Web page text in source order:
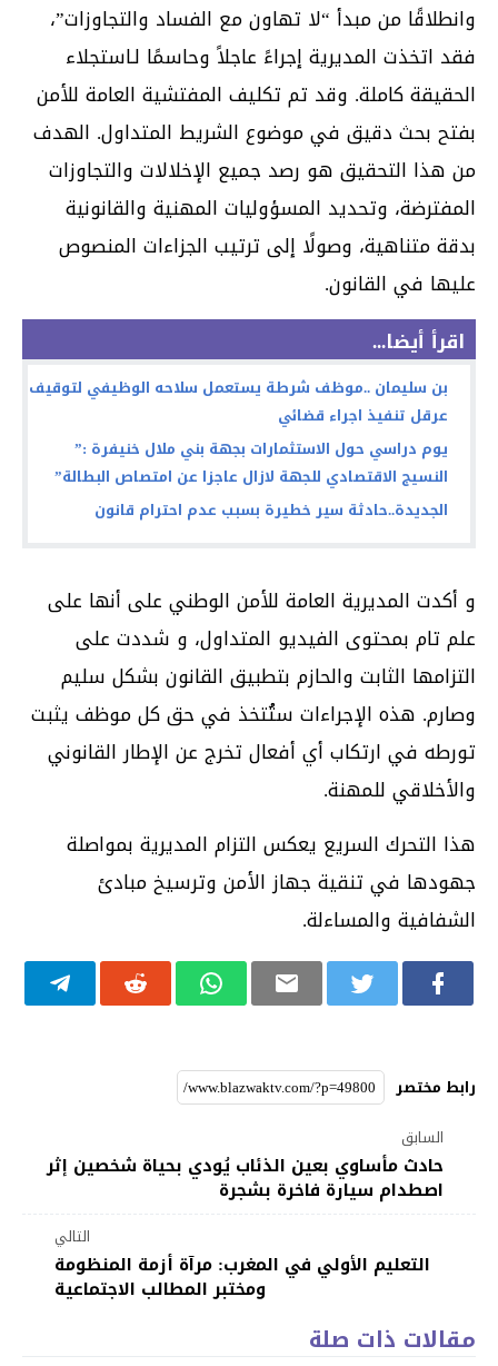
وانطلاقًا من مبدأ “لا تهاون مع الفساد والتجاوزات”،
فقد اتخذت المديرية إجراءً عاجلاً وحاسمًا لـاستجلاء
الحقيقة كاملة. وقد تم تكليف المفتشية العامة للأمن
بفتح بحث دقيق في موضوع الشريط المتداول. الهدف
من هذا التحقيق هو رصد جميع الإخلالات والتجاوزات
المفترضة، وتحديد المسؤوليات المهنية والقانونية
بدقة متناهية، وصولًا إلى ترتيب الجزاءات المنصوص
عليها في القانون.
اقرأ أيضا...
بن سليمان ..موظف شرطة يستعمل سلاحه الوظيفي لتوقيف
عرقل تنفيذ اجراء قضائي
يوم دراسي حول الاستثمارات بجهة بني ملال خنيفرة :”
النسيج الاقتصادي للجهة لازال عاجزا عن امتصاص البطالة”
الجديدة..حادثة سير خطيرة بسبب عدم احترام قانون
و أكدت المديرية العامة للأمن الوطني على أنها على
علم تام بمحتوى الفيديو المتداول، و شددت على
التزامها الثابت والحازم بتطبيق القانون بشكل سليم
وصارم. هذه الإجراءات ستُتخذ في حق كل موظف يثبت
تورطه في ارتكاب أي أفعال تخرج عن الإطار القانوني
والأخلاقي للمهنة.
هذا التحرك السريع يعكس التزام المديرية بمواصلة
جهودها في تنقية جهاز الأمن وترسيخ مبادئ
الشفافية والمساءلة.
رابط مختصر
السابق
حادث مأساوي بعين الذئاب يُودي بحياة شخصين إثر
اصطدام سيارة فاخرة بشجرة
التالي
التعليم الأولي في المغرب: مرآة أزمة المنظومة
ومختبر المطالب الاجتماعية
مقالات ذات صلة